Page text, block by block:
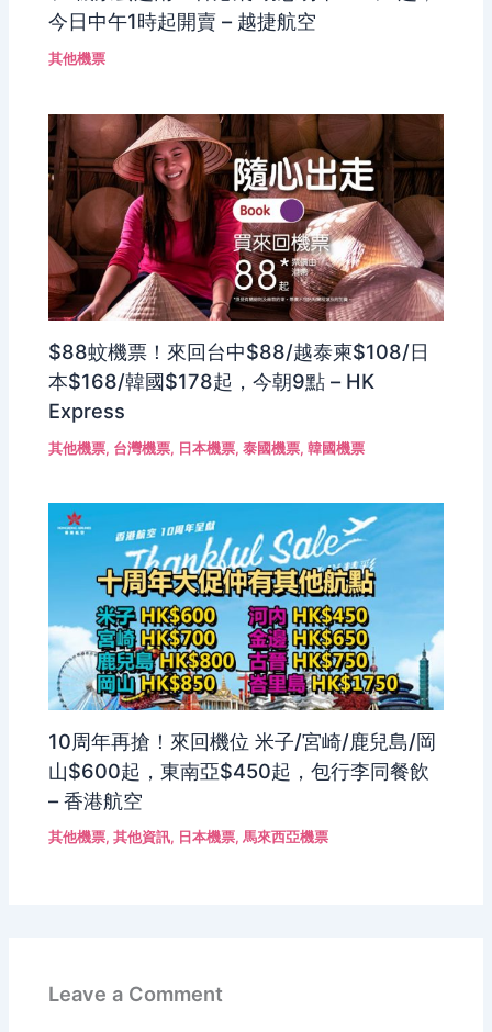
今日中午1時起開賣 – 越捷航空
其他機票
$88蚊機票！來回台中$88/越泰柬$108/日
本$168/韓國$178起，今朝9點 – HK
Express
其他機票, 台灣機票, 日本機票,泰國機票,韓國機票
10周年再搶！來回機位 米子/宮崎/鹿兒島/岡
山$600起，東南亞$450起，包行李同餐飲
– 香港航空
其他機票,其他資訊, 日本機票,馬來西亞機票
Leave a Comment